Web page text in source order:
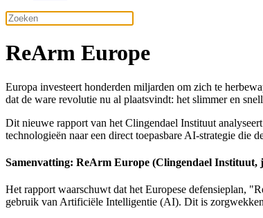
ReArm Europe
Europa investeert honderden miljarden om zich te
dat de ware revolutie nu al plaatsvindt: het slimmer en
Dit nieuwe rapport van het Clingendael Instituut
technologieën naar een direct toepasbare AI-strategie die
Samenvatting: ReArm Europe (Clingendael Instituut,
Het rapport waarschuwt dat het Europese defensieplan,
gebruik van Artificiële Intelligentie (AI). Dit is